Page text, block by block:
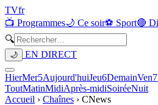
TVfr
📺 Programmes🌙 Ce soir⚽ Sport🔴
🔍
🌙 EN DIRECT
HierMer5Aujourd'huiJeu6DemainVen7
ToutMatinMidiAprès-midiSoiréeNuit
Accueil › Chaînes › CNews